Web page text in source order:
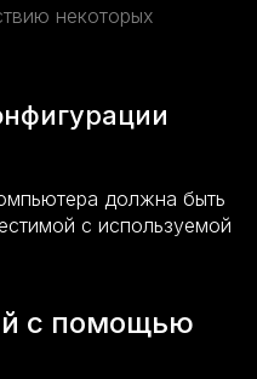
некоторых
должна быть
с используемой
с помощью